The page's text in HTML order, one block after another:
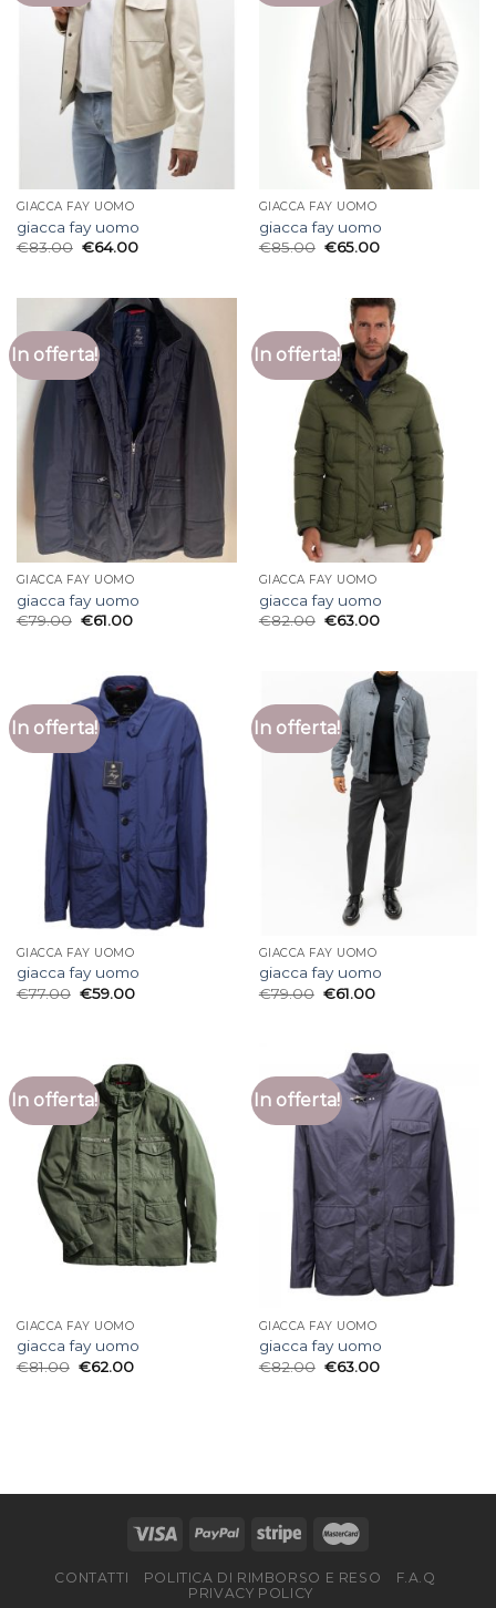
GIACCA FAY UOMO
giacca fay uomo
€83.00 €64.00
GIACCA FAY UOMO
giacca fay uomo
€85.00 €65.00
In offerta!
GIACCA FAY UOMO
giacca fay uomo
€79.00 €61.00
In offerta!
GIACCA FAY UOMO
giacca fay uomo
€82.00 €63.00
In offerta!
GIACCA FAY UOMO
giacca fay uomo
€77.00 €59.00
In offerta!
GIACCA FAY UOMO
giacca fay uomo
€79.00 €61.00
In offerta!
GIACCA FAY UOMO
giacca fay uomo
€81.00 €62.00
In offerta!
GIACCA FAY UOMO
giacca fay uomo
€82.00 €63.00
CONTATTI POLITICA DI RIMBORSO E RESO
F.A.Q
PRIVACY POLICY